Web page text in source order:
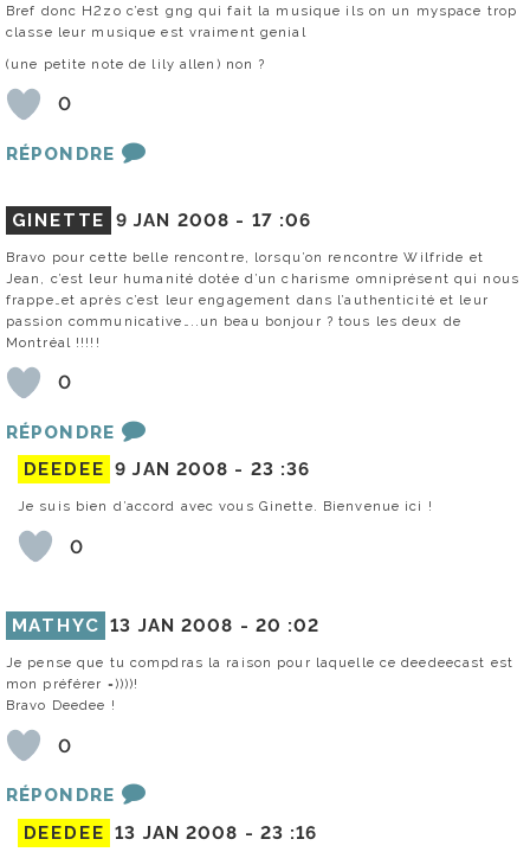
Bref donc H2zo c’est gng qui fait la musique ils on un myspace trop
classe leur musique est vraiment genial
(une petite note de lily allen) non ?
0
RÉPONDRE
GINETTE 9 JAN 2008 - 17 :06
Bravo pour cette belle rencontre, lorsqu’on rencontre Wilfride et
Jean, c’est leur humanité dotée d’un charisme omniprésent qui nous
frappe…et après c’est leur engagement dans l’authenticité et leur
passion communicative…..un beau bonjour ? tous les deux de
Montréal !!!!!
0
RÉPONDRE
DEEDEE 9 JAN 2008 - 23 :36
Je suis bien d’accord avec vous Ginette. Bienvenue ici !
0
MATHYC 13 JAN 2008 - 20 :02
Je pense que tu compdras la raison pour laquelle ce deedeecast est
mon préférer =))))!
Bravo Deedee !
0
RÉPONDRE
DEEDEE 13 JAN 2008 - 23 :16